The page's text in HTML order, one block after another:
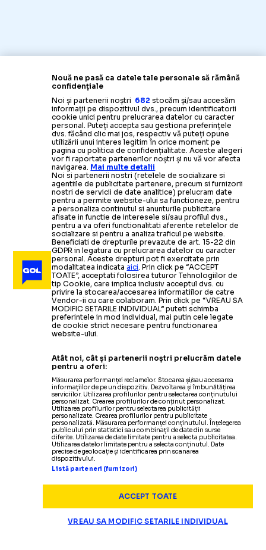
Nouă ne pasă ca datele tale personale să rămână
confidențiale
Noi și partenerii noștri 682 stocăm și/sau accesăm
informații pe dispozitivul dvs., precum identificatorii
cookie unici pentru prelucrarea datelor cu caracter
personal. Puteți accepta sau gestiona preferințele
dvs. făcând clic mai jos, respectiv vă puteți opune
utilizării unui interes legitim în orice moment pe
pagina cu politica de confidențialitate. Aceste alegeri
vor fi raportate partenerilor noștri și nu vă vor afecta
navigarea. Mai multe detalii
Noi si partenerii nostri (retelele de socializare si
agentiile de publicitate partenere, precum si furnizorii
nostri de servicii de date analitice) prelucram date
pentru a permite website-ului sa functioneze, pentru
a personaliza continutul si anunturile publicitare
afisate in functie de interesele si/sau profilul dvs.,
pentru a va oferi functionalitati aferente retelelor de
socializare si pentru a analiza traficul pe website.
Beneficiati de drepturile prevazute de art. 15-22 din
GDPR in legatura cu prelucrarea datelor cu caracter
personal. Aceste drepturi pot fi exercitate prin
modalitatea indicataaici. Prin click pe “ACCEPT
TOATE”, acceptati folosirea tuturor Tehnologiilor de
tip Cookie, care implica inclusiv acceptul dvs. cu
privire la stocarea/accesarea informatiilor de catre
Vendor-ii cu care colaboram. Prin click pe “VREAU SA
MODIFIC SETARILE INDIVIDUAL” puteti schimba
preferintele in mod individual, mai putin cele legate
de cookie strict necesare pentru functionarea
website-ului.
Atât noi, cât și partenerii noștri prelucrăm datele
pentru a oferi:
Măsurarea performanței reclamelor. Stocarea și/sau accesarea
informațiilor de pe un dispozitiv. Dezvoltarea și îmbunătățirea
serviciilor. Utilizarea profilurilor pentru selectarea conținutului
personalizat. Crearea profilurilor de conținut personalizat.
Utilizarea profilurilor pentru selectarea publicității
personalizate. Crearea profilurilor pentru publicitate
personalizată. Măsurarea performanței conținutului. Înțelegerea
publicului prin statistici sau combinații de date din surse
diferite. Utilizarea de date limitate pentru a selecta publicitatea.
Utilizarea datelor limitate pentru a selecta conținutul. Date
precise de geolocație și identificarea prin scanarea
dispozitivului.
Listă parteneri (furnizori)
ACCEPT TOATE
VREAU SA MODIFIC SETARILE INDIVIDUAL